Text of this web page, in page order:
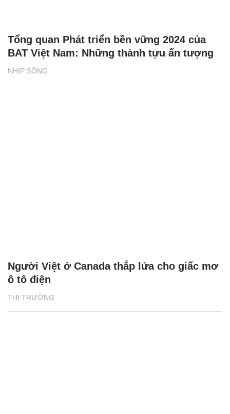
NHỊP SỐNG
Tổng quan Phát triển bền vững 2024 của
BAT Việt Nam: Những thành tựu ấn tượng
THỊ TRƯỜNG
Người Việt ở Canada thắp lửa cho giấc mơ
ô tô điện